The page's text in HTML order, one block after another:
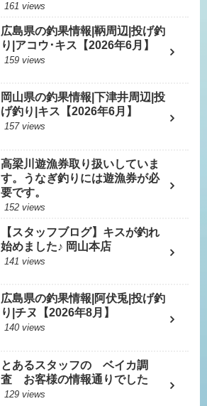
161 views
広島県の釣果情報|鞆周辺|投げ釣
り|アコウ･キス【2026年6月】
159 views
岡山県の釣果情報|下津井周辺|投
げ釣り|キス【2026年6月】
157 views
高梁川遊漁券取り扱いしていま
す。うなぎ釣りには遊漁券が必
要です。
152 views
【スタッフブログ】キスが釣れ
始めました♪ 岡山本店
141 views
広島県の釣果情報|阿伏兎|投げ釣
り|チヌ【2026年8月】
140 views
とあるスタッフの ベイカ調
査 お客様の情報通りでした
129 views